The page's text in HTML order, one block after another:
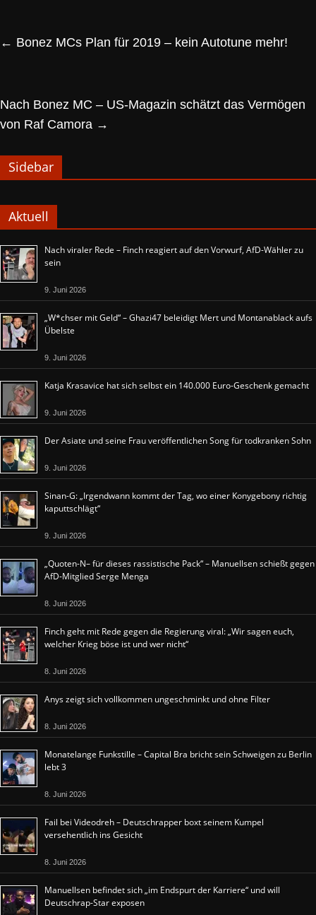
← Bonez MCs Plan für 2019 – kein Autotune mehr!
Nach Bonez MC – US-Magazin schätzt das Vermögen
von Raf Camora →
Sidebar
Aktuell
Nach viraler Rede – Finch reagiert auf den Vorwurf, AfD-Wähler zu
sein
9. Juni 2026
„W*chser mit Geld“ – Ghazi47 beleidigt Mert und Montanablack aufs
Übelste
9. Juni 2026
Katja Krasavice hat sich selbst ein 140.000 Euro-Geschenk gemacht
9. Juni 2026
Der Asiate und seine Frau veröffentlichen Song für todkranken Sohn
9. Juni 2026
Sinan-G: „Irgendwann kommt der Tag, wo einer Konygebony richtig
kaputtschlägt“
9. Juni 2026
„Quoten-N– für dieses rassistische Pack“ – Manuellsen schießt gegen
AfD-Mitglied Serge Menga
8. Juni 2026
Finch geht mit Rede gegen die Regierung viral: „Wir sagen euch,
welcher Krieg böse ist und wer nicht“
8. Juni 2026
Anys zeigt sich vollkommen ungeschminkt und ohne Filter
8. Juni 2026
Monatelange Funkstille – Capital Bra bricht sein Schweigen zu Berlin
lebt 3
8. Juni 2026
Fail bei Videodreh – Deutschrapper boxt seinem Kumpel
versehentlich ins Gesicht
8. Juni 2026
Manuellsen befindet sich „im Endspurt der Karriere“ und will
Deutschrap-Star exposen